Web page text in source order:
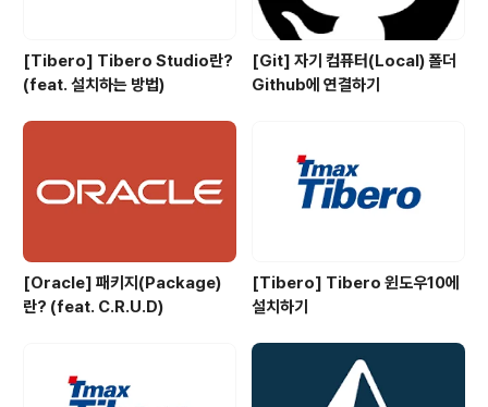
[Tibero] Tibero Studio란?
(feat. 설치하는 방법)
[Git] 자기 컴퓨터(Local) 폴더
Github에 연결하기
[Oracle] 패키지(Package)
란? (feat. C.R.U.D)
[Tibero] Tibero 윈도우10에
설치하기